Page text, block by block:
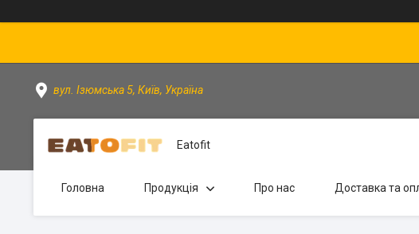
вул. Ізюмська 5, Київ, Україна
Eatofit
Головна Продукція Про нас Доставка та